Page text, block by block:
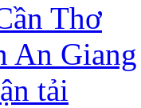
Thơ
An Giang
tải